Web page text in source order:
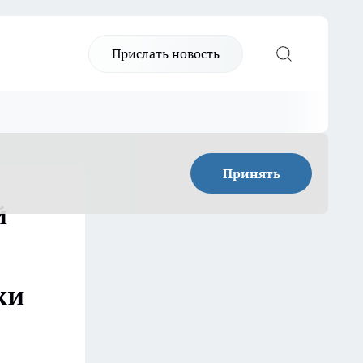
Прислать новость
Принять